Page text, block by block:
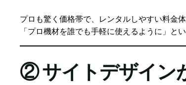
プロも驚く価格帯で、レンタルしやすい料金体
「プロ機材を誰でも手軽に使えるように」と
② サイトデザイン